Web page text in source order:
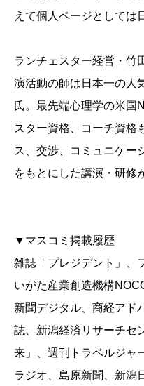
えて個人ページとしては
ランチェスター経営・竹
演活動の師は日本一の人
氏。最先端心理学の米国
スター資格、コーチ資格
ス、交渉、コミュニケー
をもとにした講演・研修
▼マスコミ掲載履歴
雑誌「プレジデント」、
いがた産業創造機構
新聞デジタル、商経アド
誌、新潟経済リサーチセ
来」、週刊トラベルジャ
ラジオ、島原新聞、新